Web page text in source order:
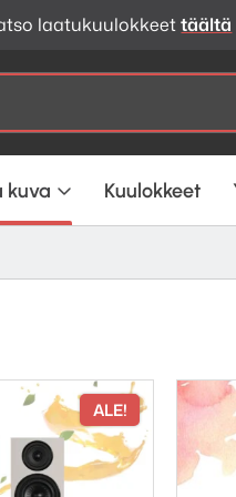
laatukuulokkeettäältä
kuva Kuulokkeet
ALE!